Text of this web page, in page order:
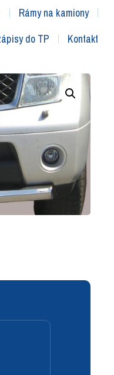
Rámy na kamiony
do TP
Kontakt